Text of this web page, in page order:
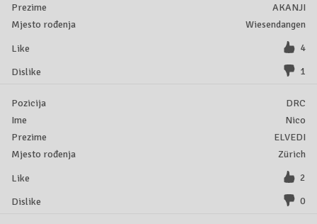
AKANJI
Wiesendangen
4
1
DRC
Nico
ELVEDI
Zürich
2
0